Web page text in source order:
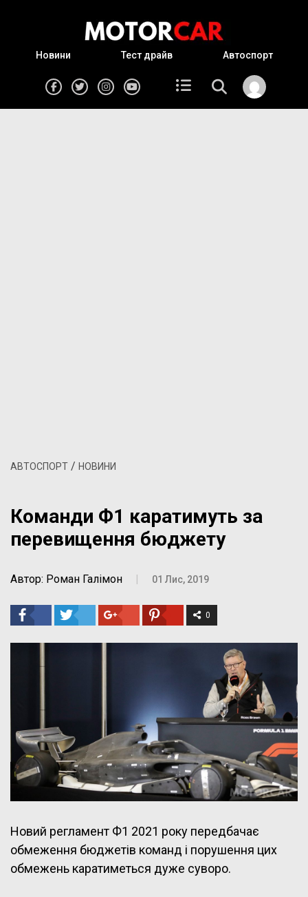
Новини Тест драйв Автоспорт
АВТОСПОРТ / НОВИНИ
Команди Ф1 каратимуть за
перевищення бюджету
Автор: Роман Галімон | 01 Лис, 2019
0
Новий регламент Ф1 2021 року передбачає
обмеження бюджетів команд і порушення цих
обмежень каратиметься дуже суворо.